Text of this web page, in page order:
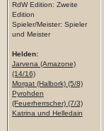
RdW Edition: Zweite
Edition
Spieler/Meister: Spieler
und Meister
Helden:
Jarvena (Amazone)
(14/16)
Morgat (Halbork) (5/8)
Pyrohden
(Feuerherrscher) (7/3)
Katrina und Helledain